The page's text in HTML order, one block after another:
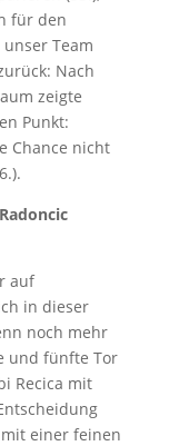
für den
Team
Nach
zeigte
Punkt:
Chance nicht
auf
in dieser
noch mehr
und fünfte Tor
Recica mit
einer feinen